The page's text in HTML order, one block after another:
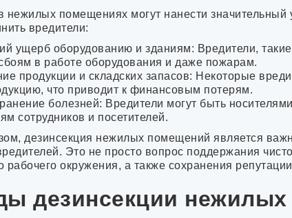
нежилых помещениях могут нанести значительный
вредители:
ущерб оборудованию и зданиям: Вредители,
в работе оборудования и даже пожарам.
продукции и складских запасов: Некоторые
что приводит к финансовым потерям.
болезней: Вредители могут быть
сотрудников и посетителей.
дезинсекция нежилых помещений является
Это не просто вопрос поддержания
рабочего окружения, а также сохранения
дезинсекции